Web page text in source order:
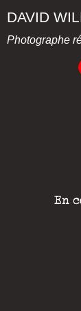
DAVID
Photographe
En